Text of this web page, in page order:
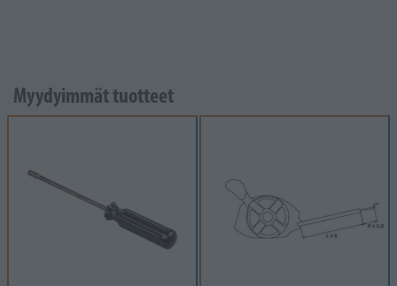
Myydyimmät tuotteet